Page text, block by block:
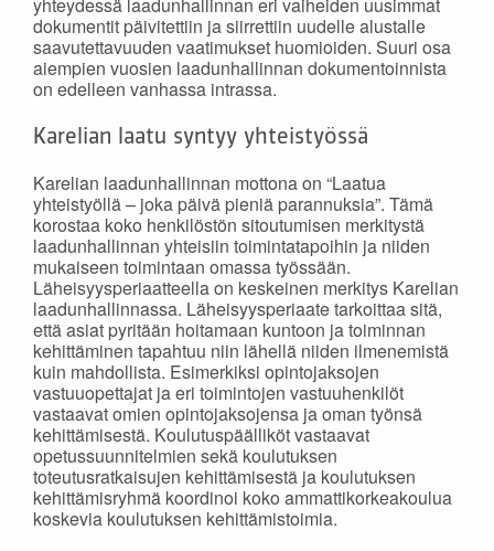
dokumentit päivitettiin ja siirrettiin uudelle alustalle
saavutettavuuden vaatimukset huomioiden. Suuri osa
aiempien vuosien laadunhallinnan dokumentoinnista
on edelleen vanhassa intrassa.
Karelian laatu syntyy yhteistyössä
Karelian laadunhallinnan mottona on “Laatua
yhteistyöllä – joka päivä pieniä parannuksia”. Tämä
korostaa koko henkilöstön sitoutumisen merkitystä
laadunhallinnan yhteisiin toimintatapoihin ja niiden
mukaiseen toimintaan omassa työssään.
Läheisyysperiaatteella on keskeinen merkitys Karelian
laadunhallinnassa. Läheisyysperiaate tarkoittaa sitä,
että asiat pyritään hoitamaan kuntoon ja toiminnan
kehittäminen tapahtuu niin lähellä niiden ilmenemistä
kuin mahdollista. Esimerkiksi opintojaksojen
vastuuopettajat ja eri toimintojen vastuuhenkilöt
vastaavat omien opintojaksojensa ja oman työnsä
kehittämisestä. Koulutuspäälliköt vastaavat
opetussuunnitelmien sekä koulutuksen
toteutusratkaisujen kehittämisestä ja koulutuksen
kehittämisryhmä koordinoi koko ammattikorkeakoulua
koskevia koulutuksen kehittämistoimia.